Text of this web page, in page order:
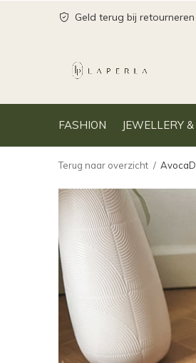
FASHION JEWELLERY
Geld terug bij retourneren
Terug naar overzicht